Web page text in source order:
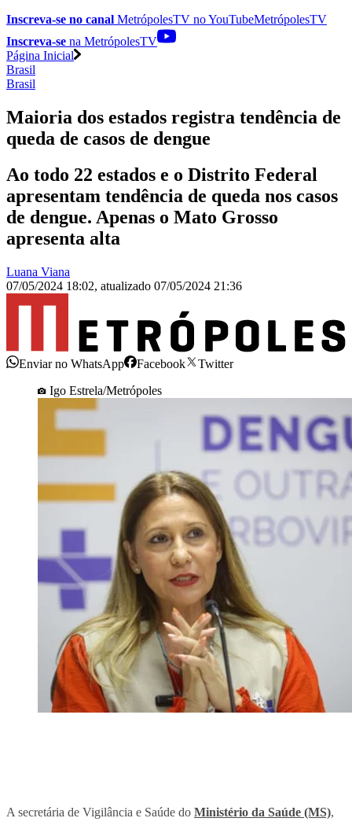
Inscreva-se no canal MetrópolesTV noYouTubeMetrópolesTV
Inscreva-se na MetrópolesTV
Página Inicial
Brasil
Brasil
Maioria dos estados registra tendência de
queda de casos de dengue
Ao todo 22 estados e o Distrito Federal
apresentam tendência de queda nos casos
de dengue. Apenas o Mato Grosso
apresenta alta
Luana Viana
07/05/2024 18:02, atualizado 07/05/2024 21:36
Enviar no WhatsApp Facebook
Twitter
Igo Estrela/Metrópoles
A secretária de Vigilância e Saúde do Ministério da Saúde (MS),